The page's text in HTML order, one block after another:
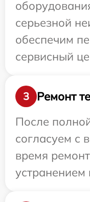
серьезной
обеспечим
сервисный
3
Ремонт
После
согласуем с
время
устранением